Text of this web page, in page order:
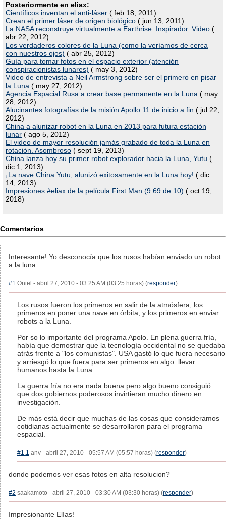
Posteriormente en eliax:
Científicos inventan el anti-láser ( feb 18, 2011)
Crean el primer láser de origen biológico ( jun 13, 2011)
La NASA reconstruye virtualmente a Earthrise. Inspirador. Video (
abr 22, 2012)
Los verdaderos colores de la Luna (como la veríamos de cerca
con nuestros ojos) ( abr 25, 2012)
Guía para tomar fotos en el espacio exterior (atención
conspiracionistas lunares) ( may 3, 2012)
Video de entrevista a Neil Armstrong sobre ser el primero en pisar
la Luna ( may 27, 2012)
Agencia Espacial Rusa a crear base permanente en la Luna ( may
28, 2012)
Alucinantes fotografías de la misión Apollo 11 de inicio a fin ( jul 22,
2012)
China a alunizar robot en la Luna en 2013 para futura estación
lunar ( ago 5, 2012)
El video de mayor resolución jamás grabado de toda la Luna en
rotación. Asombroso ( sept 19, 2013)
China lanza hoy su primer robot explorador hacia la Luna, Yutu (
dic 1, 2013)
¡La nave China Yutu, alunizó exitosamente en la Luna hoy! ( dic
14, 2013)
Impresiones #eliax de la película First Man (9.69 de 10) ( oct 19,
2018)
Comentarios
Interesante! Yo desconocía que los rusos habían enviado un robot
a la luna.
#1 Oniel - abril 27, 2010 - 03:25 AM (03:25 horas) (responder)
Los rusos fueron los primeros en salir de la atmósfera, los
primeros en poner una nave en órbita, y los primeros en enviar
robots a la Luna.
Por so lo importante del programa Apolo. En plena guerra fría,
había que demostrar que la tecnología occidental no se quedaba
atrás frente a "los comunistas". USA gastó lo que fuera necesario
y arriesgó lo que fuera para ser primeros en algo: llevar
humanos hasta la Luna.
La guerra fría no era nada buena pero algo bueno consiguió:
que dos gobiernos poderosos invirtieran mucho dinero en
investigación.
De más está decir que muchas de las cosas que consideramos
cotidianas actualmente se desarrollaron para el programa
espacial.
#1.1 anv - abril 27, 2010 - 05:57 AM (05:57 horas) (responder)
donde podemos ver esas fotos en alta resolucion?
#2 saakamoto - abril 27, 2010 - 03:30 AM (03:30 horas) (responder)
Impresionante Elías!